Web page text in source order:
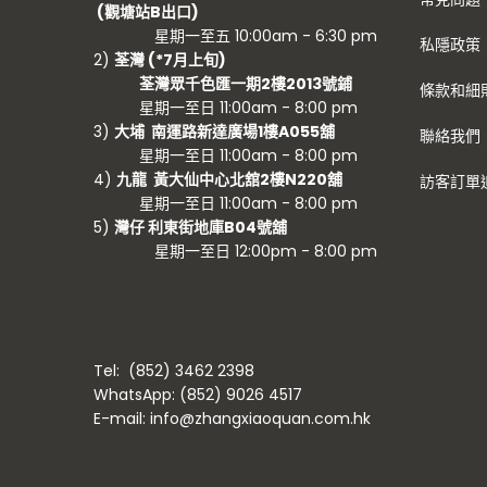
(觀塘站B出口)
星期一至五 10:00am - 6:30 pm
2) 荃灣 (*7月上旬)
荃灣眾千色匯一期2樓2013號鋪
星期一至日 11:00am - 8:00 pm
3) 大埔 南運路新達廣場1樓A055舖
星期一至日 11:00am - 8:00 pm
4) 九龍 黃大仙中心北舘2樓N220舖
星期一至日 11:00am - 8:00 pm
5) 灣仔 利東街地庫B04號舖
星期一至日 12:00pm - 8:00 pm
Tel: (852) 3462 2398
WhatsApp: (852) 9026 4517
E-mail: info@zhangxiaoquan.com.hk
私隱政策
條款和細
聯絡我們
訪客訂單